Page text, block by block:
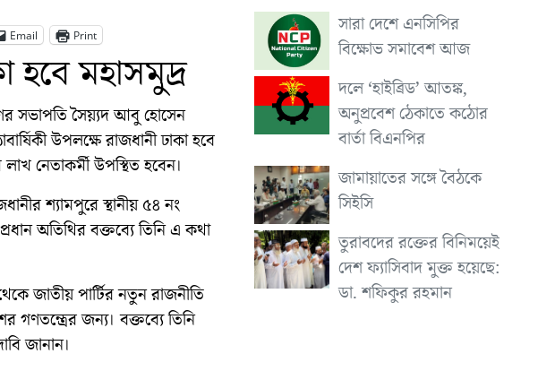
Email Print
হবে মহাসমুদ্র
সভাপতি সৈয়্যদ আবু হোসেন
উপলক্ষে রাজধানী ঢাকা হবে
নেতাকর্মী উপস্থিত হবেন।
শ্যামপুরে স্থানীয় ৫৪ নং
অতিথির বক্তব্যে তিনি এ কথা
জাতীয় পার্টির নতুন রাজনীতি
গণতন্ত্রের জন্য। বক্তব্যে তিনি
জানান।
সারা দেশে এনসিপির
বিক্ষোভ সমাবেশ আজ
দলে ‘হাইব্রিড’ আতঙ্ক,
অনুপ্রবেশ ঠেকাতে কঠোর
বার্তা বিএনপির
জামায়াতের সঙ্গে বৈঠকে
সিইসি
তুরাবদের রক্তের বিনিময়েই
দেশ ফ্যাসিবাদ মুক্ত হয়েছে:
ডা. শফিকুর রহমান